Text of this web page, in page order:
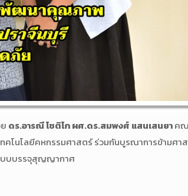
ดร.อารณี โชติโก ผศ.ดร.สมพงศ์ แสนเสนยาคณ
คโนโลยีคหกรรมศาสตร์ ร่วมกันบูรณาการข้ามศา
บบบรรจุสุญญากาศ